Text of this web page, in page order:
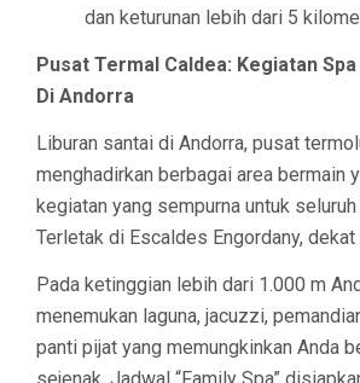
dan keturunan lebih dari 5
Pusat Termal Caldea: Kegiatan
Di Andorra
Liburan santai di Andorra, pusat
menghadirkan berbagai area bermain
kegiatan yang sempurna untuk seluruh
Terletak di Escaldes Engordany, dekat
Pada ketinggian lebih dari 1.000 m
menemukan laguna, jacuzzi,
panti pijat yang memungkinkan Anda